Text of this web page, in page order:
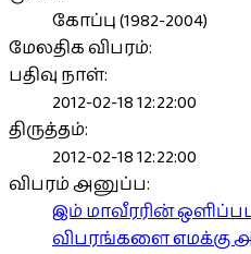
கோப்பு (1982-2004)
மேலதிக விபரம்:
பதிவு நாள்:
2012-02-18 12:22:00
திருத்தம்:
2012-02-18 12:22:00
விபரம் அனுப்ப:
இம் மாவீரரின்
விபரங்களை எமக்கு